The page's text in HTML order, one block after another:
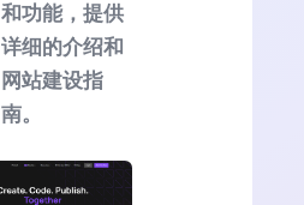
和功能，提供
详细的介绍和
网站建设指
南。